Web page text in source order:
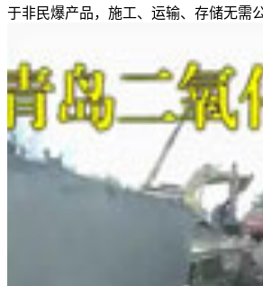
于非民爆产品，施工、运输、存储无需